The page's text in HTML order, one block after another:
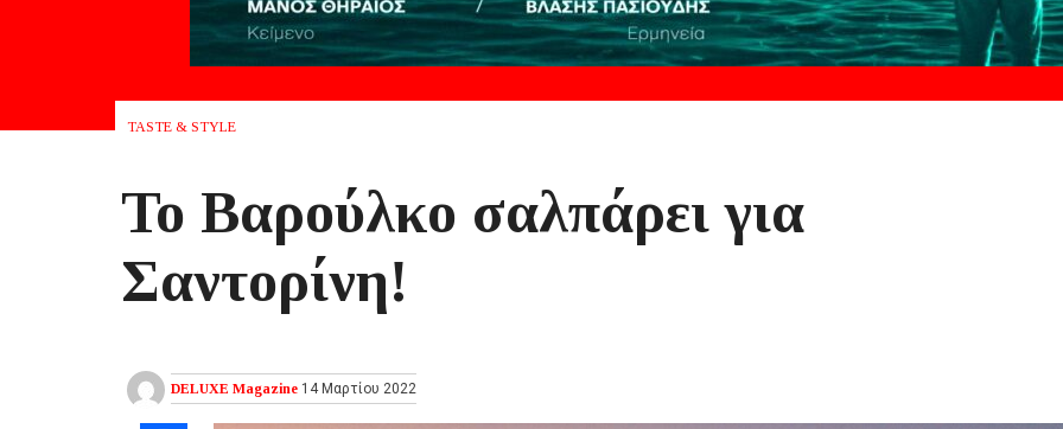
TASTE & STYLE
Το Βαρούλκο σαλπάρει για
Σαντορίνη!
DELUXE Magazine 14 Μαρτίου 2022